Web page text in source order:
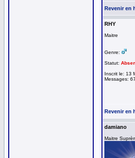
Revenir en
RHY
Maitre
Genre:
Statut:
Inscrit le: 13
Messages:
Revenir en
damiano
Maitre